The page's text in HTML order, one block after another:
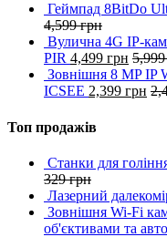
Геймпад 8BitDo
4,599грн
Вулична 4G IP-
PIR 4,499 грн
Зовнішня 8 MP IP
ICSEE 2,399 грн
Топ продажів
Станки для
329грн
Лазерний
Зовнішня Wi-Fi
об'єктивами та